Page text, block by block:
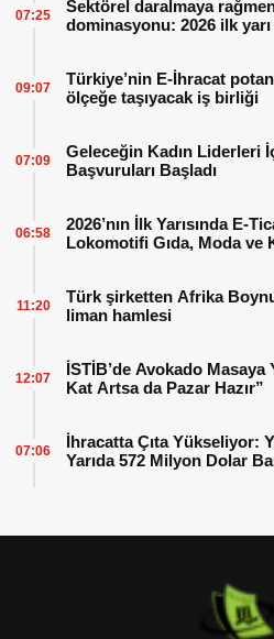
Sektörel daralmaya
dominasyonu: 2026 ilk
07:25
Türkiye’nin E-İhracat
ölçeğe taşıyacak iş birliği
09:07
Geleceğin Kadın Liderleri
Başvuruları Başladı
07:09
2026’nın İlk Yarısında E-
Lokomotifi Gıda, Moda ve
06:58
Türk şirketten Afrika
liman hamlesi
11:20
İSTİB’de Avokado Masaya
Kat Artsa da Pazar Hazır”
12:07
İhracatta Çıta Yükseliyor:
Yarıda 572 Milyon Dolar
07:06